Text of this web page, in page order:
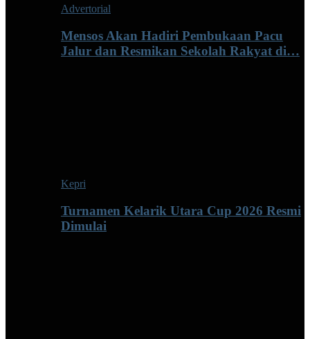
Advertorial
Mensos Akan Hadiri Pembukaan Pacu
Jalur dan Resmikan Sekolah Rakyat di…
Kepri
Turnamen Kelarik Utara Cup 2026 Resmi
Dimulai